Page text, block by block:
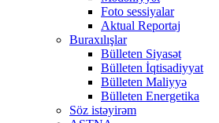
Foto sessiyalar
Aktual Reportaj
Buraxılışlar
Bülleten Siyasət
Bülleten İqtisadiyyat
Bülleten Maliyyə
Bülleten Energetika
Söz istəyirəm